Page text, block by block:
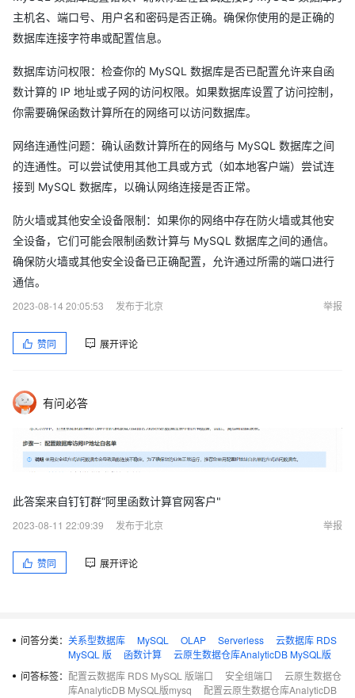
主机名、端口号、用户名和密码是否正确。确保你使用的是正确的
数据库连接字符串或配置信息。
数据库访问权限：检查你的 MySQL 数据库是否已配置允许来自函
数计算的 IP 地址或子网的访问权限。如果数据库设置了访问控制，
你需要确保函数计算所在的网络可以访问数据库。
网络连通性问题：确认函数计算所在的网络与 MySQL 数据库之间
的连通性。可以尝试使用其他工具或方式（如本地客户端）尝试连
接到 MySQL 数据库，以确认网络连接是否正常。
防火墙或其他安全设备限制：如果你的网络中存在防火墙或其他安
全设备，它们可能会限制函数计算与 MySQL 数据库之间的通信。
确保防火墙或其他安全设备已正确配置，允许通过所需的端口进行
通信。
2023-08-14 20:05:53
发布于北京 举报
赞同 展开评论
有问必答
此答案来自钉钉群“阿里函数计算官网客户"
2023-08-11 22:09:39
发布于北京 举报
赞同 展开评论
问答分类： 关系型数据库 MySQL OLAP Serverless
云数据库 RDS
MySQL 版
函数计算
云原生数据仓库AnalyticDB MySQL版
问答标签： 配置云数据库 RDS MySQL 版端口 安全组端口
云原生数据仓
库AnalyticDB MySQL版mysq
配置云原生数据仓库AnalyticDB